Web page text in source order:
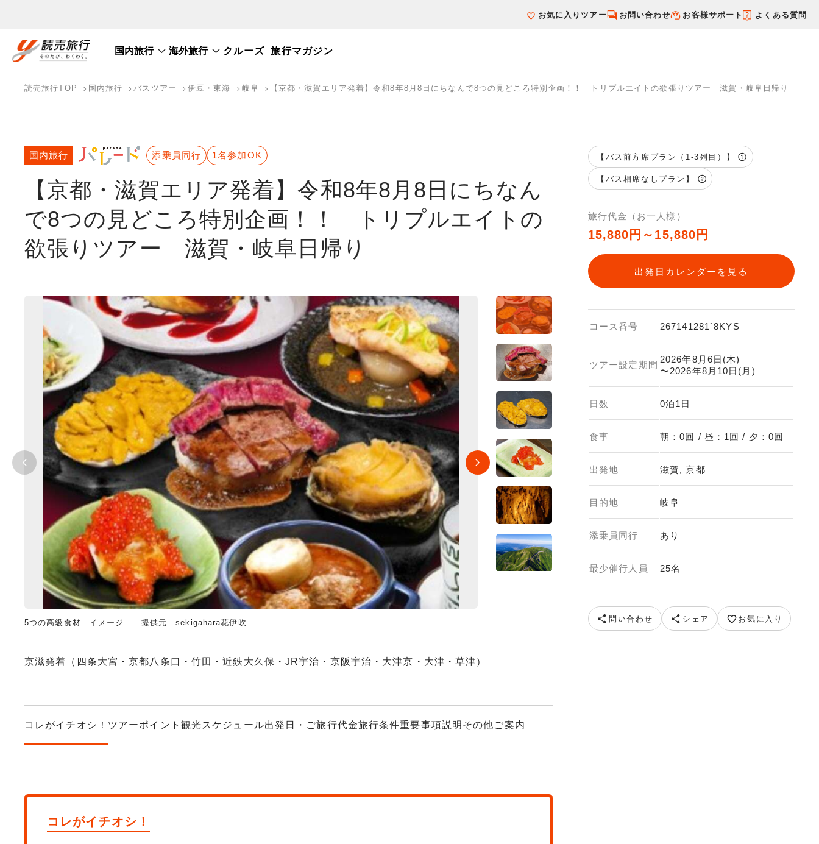
お気に入りツアー お問い合わせ お客様サポート よくある質問
国内旅行 海外旅行 クルーズ 旅行マガジン
国内旅行トップ
海外旅行トップ
読売旅行TOP 国内旅行 バスツアー 伊豆・東海 岐阜 【京都・滋賀エリア発着】令和8年8月8日にちなんで8つの見どころ特別企画！！ トリプルエイトの欲張りツアー 滋賀・岐阜日帰り
【京都・滋賀エリア発着】令和8年8月8日にちなん
で8つの見どころ特別企画！！ トリプルエイトの
欲張りツアー 滋賀・岐阜日帰り
国内旅行 添乗員同行 1名参加OK
5つの高級食材 イメージ 提供元 sekigahara花伊吹 近江牛ステーキ イメージ 提供元 sekigahara花伊吹
京滋発着（四条大宮・京都八条口・竹田・近鉄大久保・JR宇治・京阪宇治・大津京・大津・草津）
コレがイチオシ！ ツアーポイント 観光スケジュール出発日・ご旅行代金旅行条件重要事項説明 その他ご案内
コレがイチオシ！
【バス前方席プラン（1-3列目）】
【バス相席なしプラン】
旅行代金（お一人様）
15,880円～15,880円
出発日カレンダーを見る
コース番号 267141281`8KYS
ツアー設定期間
2026年8月6日(木)
〜2026年8月10日(月)
日数 0泊1日
食事 朝：0回 / 昼：1回 / 夕：0回
出発地 滋賀, 京都
目的地 岐阜
添乗員同行 あり
最少催行人員 25名
問い合わせ シェア お気に入り